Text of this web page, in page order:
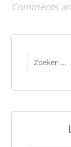
Comments